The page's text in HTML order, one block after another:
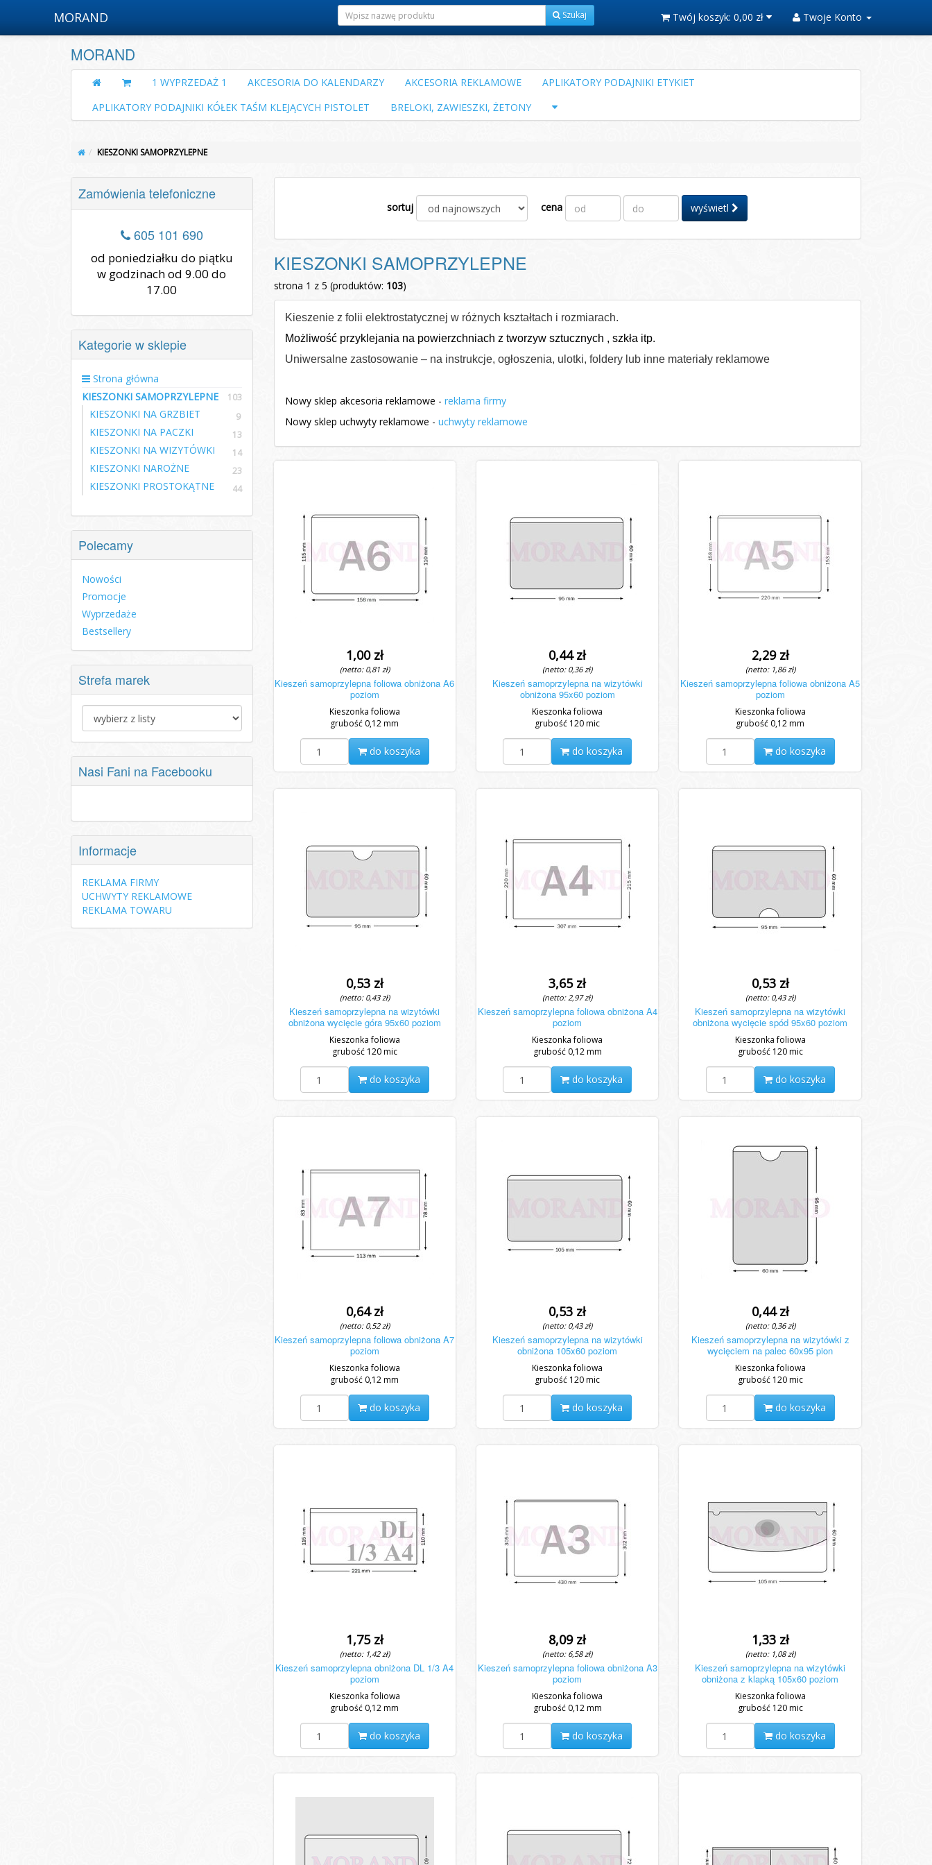
MORAND Szukaj Twój koszyk: 0,00 zł Twoje Konto
MORAND
1 WYPRZEDAŻ 1 AKCESORIA DO KALENDARZY AKCESORIA REKLAMOWE
APLIKATORY PODAJNIKI ETYKIET
APLIKATORY PODAJNIKI KÓŁEK TAŚM KLEJĄCYCH PISTOLET
BRELOKI, ZAWIESZKI, ŻETONY
KIESZONKI SAMOPRZYLEPNE
Zamówienia telefoniczne
605 101 690
od poniedziałku do piątku
w godzinach od 9.00 do
17.00
Kategorie w sklepie
Strona główna
KIESZONKI SAMOPRZYLEPNE
103
KIESZONKI NA GRZBIET 9
KIESZONKI NA PACZKI 13
KIESZONKI NA WIZYTÓWKI 14
KIESZONKI NAROŻNE 23
KIESZONKI PROSTOKĄTNE 44
Polecamy
Nowości
Promocje
Wyprzedaże
Bestsellery
Strefa marek
Nasi Fani na Facebooku
Informacje
REKLAMA FIRMY
UCHWYTY REKLAMOWE
REKLAMA TOWARU
sortuj cena wyświetl
KIESZONKI SAMOPRZYLEPNE
strona 1 z 5 (produktów: 103)
Kieszenie z folii elektrostatycznej w różnych kształtach i rozmiarach.
Możliwość przyklejania na powierzchniach z tworzyw sztucznych , szkła itp.
Uniwersalne zastosowanie – na instrukcje, ogłoszenia, ulotki, foldery lub inne materiały reklamowe
Nowy sklep akcesoria reklamowe - reklama firmy
Nowy sklep uchwyty reklamowe - uchwyty reklamowe
1,00 zł
(netto: 0,81 zł)
Kieszeń samoprzylepna foliowa obniżona A6
poziom
Kieszonka foliowa
grubość 0,12 mm
do koszyka
0,44 zł
(netto: 0,36 zł)
Kieszeń samoprzylepna na wizytówki
obniżona 95x60 poziom
Kieszonka foliowa
grubość 120 mic
do koszyka
2,29 zł
(netto: 1,86 zł)
Kieszeń samoprzylepna foliowa obniżona A5
poziom
Kieszonka foliowa
grubość 0,12 mm
do koszyka
0,53 zł
(netto: 0,43 zł)
Kieszeń samoprzylepna na wizytówki
obniżona wycięcie góra 95x60 poziom
Kieszonka foliowa
grubość 120 mic
do koszyka
3,65 zł
(netto: 2,97 zł)
Kieszeń samoprzylepna foliowa obniżona A4
poziom
Kieszonka foliowa
grubość 0,12 mm
do koszyka
0,53 zł
(netto: 0,43 zł)
Kieszeń samoprzylepna na wizytówki
obniżona wycięcie spód 95x60 poziom
Kieszonka foliowa
grubość 120 mic
do koszyka
0,64 zł
(netto: 0,52 zł)
Kieszeń samoprzylepna foliowa obniżona A7
poziom
Kieszonka foliowa
grubość 0,12 mm
do koszyka
0,53 zł
(netto: 0,43 zł)
Kieszeń samoprzylepna na wizytówki
obniżona 105x60 poziom
Kieszonka foliowa
grubość 120 mic
do koszyka
0,44 zł
(netto: 0,36 zł)
Kieszeń samoprzylepna na wizytówki z
wycięciem na palec 60x95 pion
Kieszonka foliowa
grubość 120 mic
do koszyka
1,75 zł
(netto: 1,42 zł)
Kieszeń samoprzylepna obniżona DL 1/3 A4
poziom
Kieszonka foliowa
grubość 0,12 mm
do koszyka
8,09 zł
(netto: 6,58 zł)
Kieszeń samoprzylepna foliowa obniżona A3
poziom
Kieszonka foliowa
grubość 0,12 mm
do koszyka
1,33 zł
(netto: 1,08 zł)
Kieszeń samoprzylepna na wizytówki
obniżona z klapką 105x60 poziom
Kieszonka foliowa
grubość 120 mic
do koszyka